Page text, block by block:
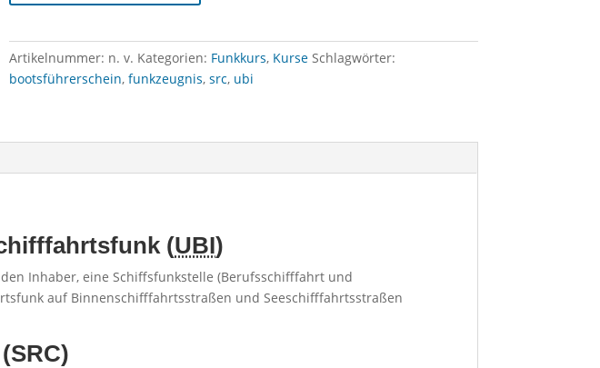
-
und
UBI
Artikelnummer: n. v. Kategorien: Funkkurs, Kurse Schlagwörter:
bootsführerschein, funkzeugnis, src, ubi
(UBI)
Inhaber, eine Schiffsfunkstelle (Berufsschifffahrt und
auf Binnenschifffahrtsstraßen und Seeschifffahrtsstraßen